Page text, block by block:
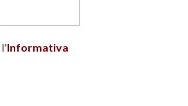
l'Informativa